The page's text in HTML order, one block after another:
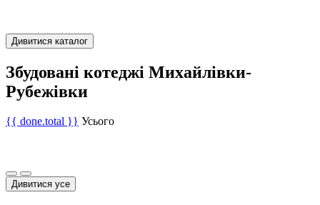
Дивитися каталог
Збудовані котеджі Михайлівки-
Рубежівки
{{ done.total }} Усього
Дивитися усе